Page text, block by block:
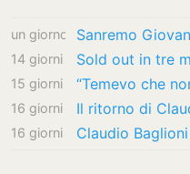
un giorno
14 giorni
15 giorni
16 giorni
16 giorni